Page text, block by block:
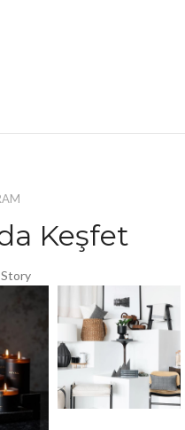
Keşfet